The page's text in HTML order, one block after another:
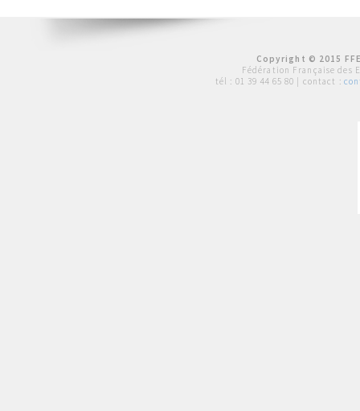
Copyright © 2015
Fédération Française des
tél : 01 39 44 65 80 | contact :